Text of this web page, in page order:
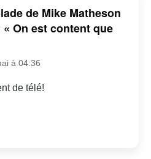
de Mike Matheson
On est content que
à 04:36
de télé!